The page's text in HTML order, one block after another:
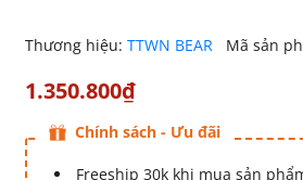
Thương hiệu: TTWN BEAR Mã sản
1.350.800₫
Chính sách - Ưu đãi
Freeship 30k khi mua sản